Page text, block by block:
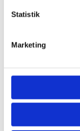
Statistik
Marketing
Links:
Lokal SEO og
En Google
vil have stabil
når den hænger